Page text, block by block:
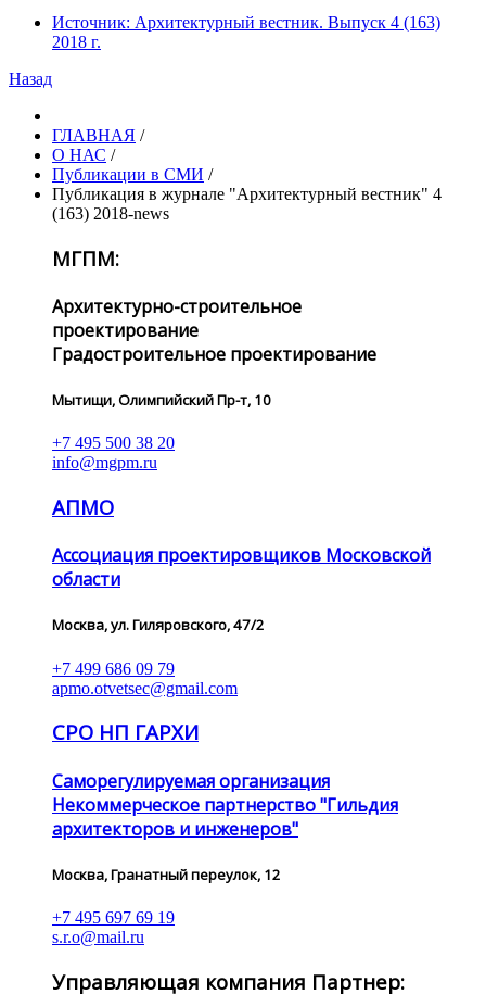
Источник: Архитектурный вестник. Выпуск 4 (163)
2018 г.
Назад
ГЛАВНАЯ /
О НАС /
Публикации в СМИ /
Публикация в журнале "Архитектурный вестник" 4
(163) 2018-news
МГПМ:
Архитектурно-строительное
проектирование
Градостроительное проектирование
Мытищи, Олимпийский Пр-т, 10
+7 495 500 38 20
info@mgpm.ru
АПМО
Ассоциация проектировщиков Московской
области
Москва, ул. Гиляровского, 47/2
+7 499 686 09 79
apmo.otvetsec@gmail.com
СРО НП ГАРХИ
Саморегулируемая организация
Некоммерческое партнерство "Гильдия
архитекторов и инженеров"
Москва, Гранатный переулок, 12
+7 495 697 69 19
s.r.o@mail.ru
Управляющая компания Партнер: